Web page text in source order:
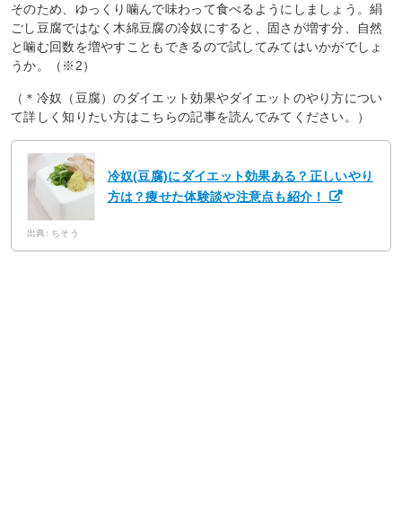
そのため、ゆっくり噛んで味わって食べるようにしましょう。絹
ごし豆腐ではなく木綿豆腐の冷奴にすると、固さが増す分、自然
と噛む回数を増やすこともできるので試してみてはいかがでしょ
うか。（※2）
（＊冷奴（豆腐）のダイエット効果やダイエットのやり方につい
て詳しく知りたい方はこちらの記事を読んでみてください。）
冷奴(豆腐)にダイエット効果ある？正しいやり
方は？痩せた体験談や注意点も紹介！
出典: ちそう